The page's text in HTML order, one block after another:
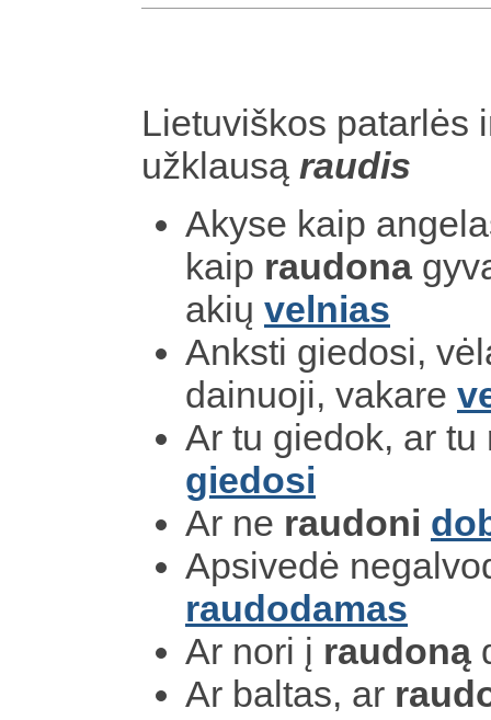
Lietuviškos patarlės
užklausą raudis
Akyse kaip
kaip raudona
akių velnias
Anksti giedosi,
dainuoji, vakare
Ar tu giedok, ar tu
giedosi
Ar ne raudoni
Apsivedė
raudodamas
Ar nori į raudoną
Ar baltas, ar